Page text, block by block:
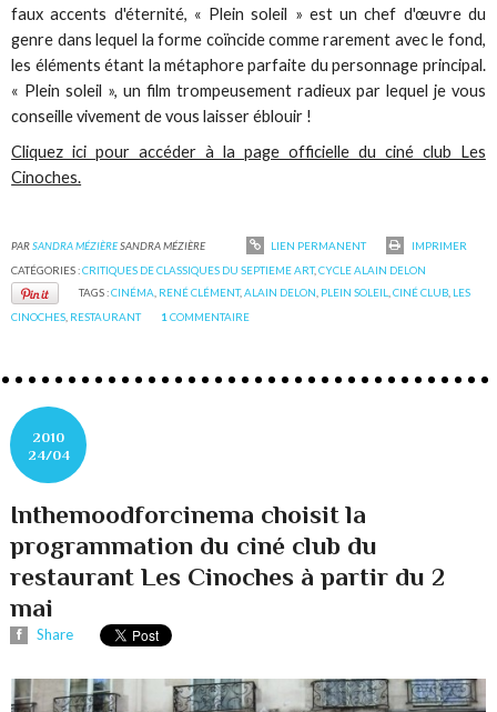
faux accents d'éternité, « Plein soleil » est un chef d'œuvre du
genre dans lequel la forme coïncide comme rarement avec le fond,
les éléments étant la métaphore parfaite du personnage principal.
« Plein soleil », un film trompeusement radieux par lequel je vous
conseille vivement de vous laisser éblouir !
Cliquez ici pour accéder à la page officielle du ciné club Les
Cinoches.
PARSANDRA MÉZIÈRESANDRA MÉZIÈRE LIEN PERMANENT
IMPRIMER
CATÉGORIES :CRITIQUES DE CLASSIQUES DU SEPTIEME ART,CYCLE ALAIN DELON
TAGS :CINÉMA RENÉ CLÉMENT,ALAIN DELON PLEIN SOLEIL ,CINÉ CLUB LES
CINOCHES RESTAURANT 1 COMMENTAIRE
2010
24/04
Inthemoodforcinema choisit la
programmation du ciné club du
restaurant Les Cinoches à partir du 2
mai
Share